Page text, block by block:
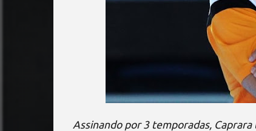
Assinando por 3 temporadas,